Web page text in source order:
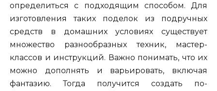
определиться с подходящим способом. Для
изготовления таких поделок из подручных
средств в домашних условиях существует
множество разнообразных техник, мастер-
классов и инструкций. Важно понимать, что их
можно дополнять и варьировать, включая
фантазию. Тогда получится создать по-